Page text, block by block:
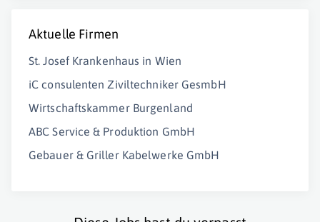
Aktuelle Firmen
St. Josef Krankenhaus in Wien
iC consulenten Ziviltechniker GesmbH
Wirtschaftskammer Burgenland
ABC Service & Produktion GmbH
Gebauer & Griller Kabelwerke GmbH